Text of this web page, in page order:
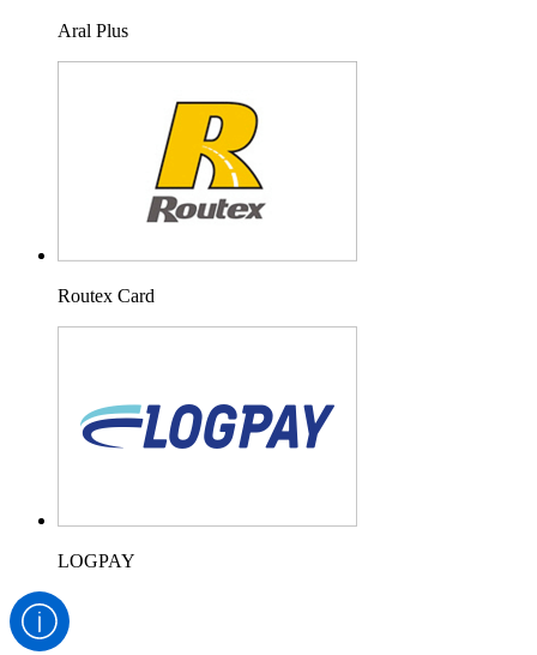
Aral Plus
Routex Card
LOGPAY